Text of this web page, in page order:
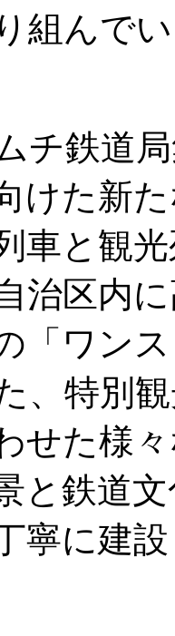
組んで
チ鉄道
けた新
車と観
治区内
「ワン
、特別
せた様
と鉄道
寧に建